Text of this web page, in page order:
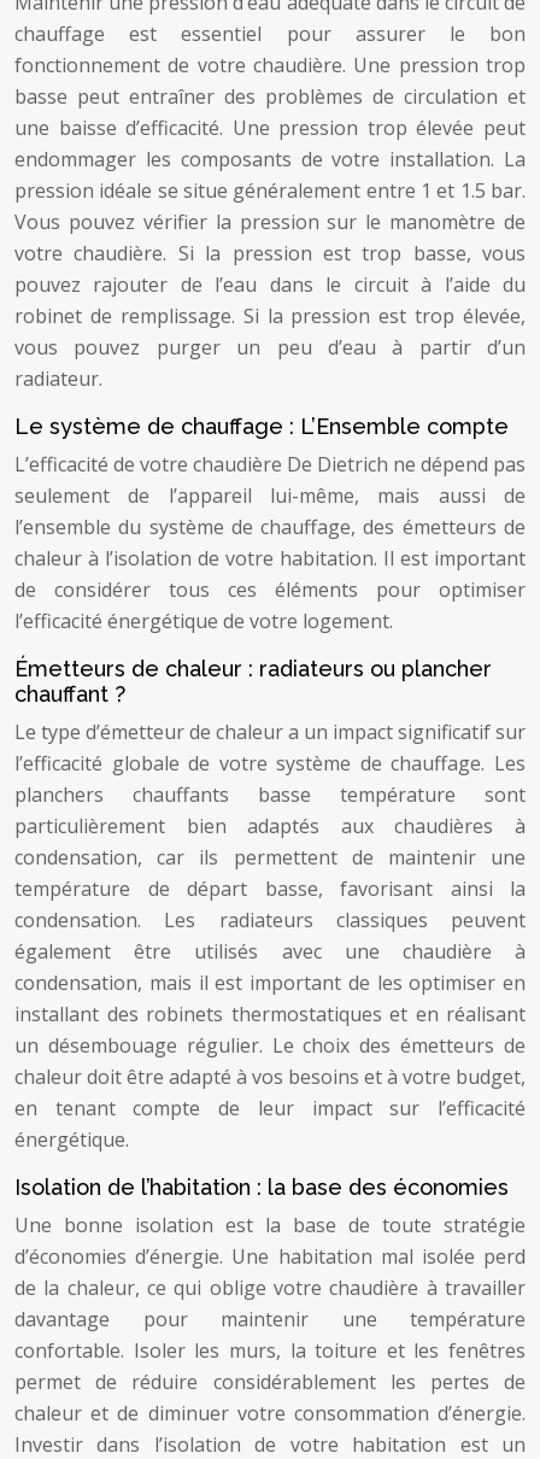
chauffage est essentiel pour assurer le bon
fonctionnement de votre chaudière. Une pression trop
basse peut entraîner des problèmes de circulation et
une baisse d’efficacité. Une pression trop élevée peut
endommager les composants de votre installation. La
pression idéale se situe généralement entre 1 et 1.5 bar.
Vous pouvez vérifier la pression sur le manomètre de
votre chaudière. Si la pression est trop basse, vous
pouvez rajouter de l’eau dans le circuit à l’aide du
robinet de remplissage. Si la pression est trop élevée,
vous pouvez purger un peu d’eau à partir d’un
radiateur.
Le système de chauffage : L’Ensemble compte
L’efficacité de votre chaudière De Dietrich ne dépend pas
seulement de l’appareil lui-même, mais aussi de
l’ensemble du système de chauffage, des émetteurs de
chaleur à l’isolation de votre habitation. Il est important
de considérer tous ces éléments pour optimiser
l’efficacité énergétique de votre logement.
Émetteurs de chaleur : radiateurs ou plancher
chauffant ?
Le type d’émetteur de chaleur a un impact significatif sur
l’efficacité globale de votre système de chauffage. Les
planchers chauffants basse température sont
particulièrement bien adaptés aux chaudières à
condensation, car ils permettent de maintenir une
température de départ basse, favorisant ainsi la
condensation. Les radiateurs classiques peuvent
également être utilisés avec une chaudière à
condensation, mais il est important de les optimiser en
installant des robinets thermostatiques et en réalisant
un désembouage régulier. Le choix des émetteurs de
chaleur doit être adapté à vos besoins et à votre budget,
en tenant compte de leur impact sur l’efficacité
énergétique.
Isolation de l’habitation : la base des économies
Une bonne isolation est la base de toute stratégie
d’économies d’énergie. Une habitation mal isolée perd
de la chaleur, ce qui oblige votre chaudière à travailler
davantage pour maintenir une température
confortable. Isoler les murs, la toiture et les fenêtres
permet de réduire considérablement les pertes de
chaleur et de diminuer votre consommation d’énergie.
Investir dans l’isolation de votre habitation est un